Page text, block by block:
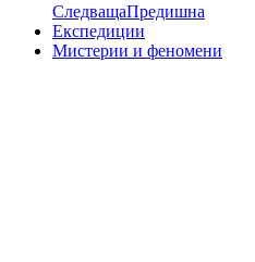
СледващаПредишна
Експедиции
Мистерии и феномени